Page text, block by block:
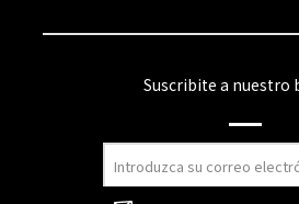
Suscribite a nuestro